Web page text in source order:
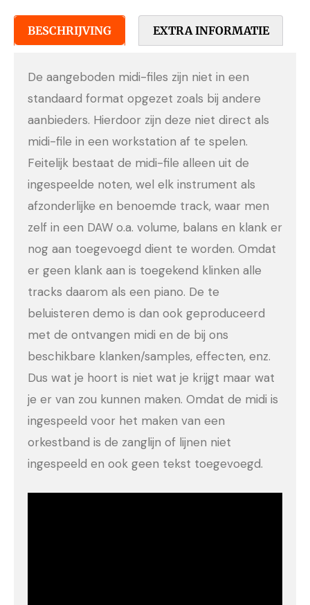
BESCHRIJVING EXTRA INFORMATIE
De aangeboden midi-files zijn niet in een
standaard format opgezet zoals bij andere
aanbieders. Hierdoor zijn deze niet direct als
midi-file in een workstation af te spelen.
Feitelijk bestaat de midi-file alleen uit de
ingespeelde noten, wel elk instrument als
afzonderlijke en benoemde track, waar men
zelf in een DAW o.a. volume, balans en klank er
nog aan toegevoegd dient te worden. Omdat
er geen klank aan is toegekend klinken alle
tracks daarom als een piano. De te
beluisteren demo is dan ook geproduceerd
met de ontvangen midi en de bij ons
beschikbare klanken/samples, effecten, enz.
Dus wat je hoort is niet wat je krijgt maar wat
je er van zou kunnen maken. Omdat de midi is
ingespeeld voor het maken van een
orkestband is de zanglijn of lijnen niet
ingespeeld en ook geen tekst toegevoegd.